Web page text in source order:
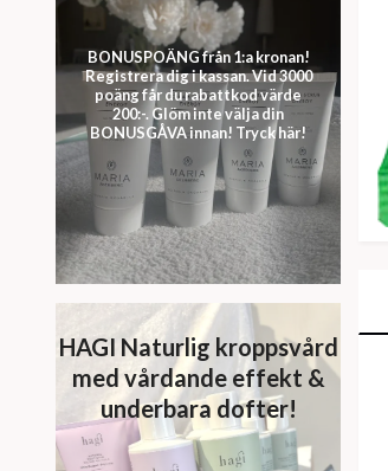
BONUSPOÄNG från 1:a kronan!
Registrera dig i kassan. Vid 3000
poäng får du rabattkod värde
200:-. Glöm inte välja din
BONUSGÅVA innan! Tryck här!
HAGI Naturlig kroppsvård
med vårdande effekt &
underbara dofter!